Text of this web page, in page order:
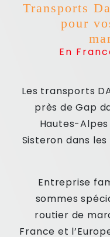
Transports
pour
En
Les transports
près de Gap
Hautes-
Sisteron dans
Entreprise
sommes
routier de
France et